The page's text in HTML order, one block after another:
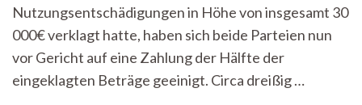
der
13
zahlen
weniger
Nutzungsentschädigungen in Höhe von insgesamt 30
000€ verklagt hatte, haben sich beide Parteien nun
vor Gericht auf eine Zahlung der Hälfte der
eingeklagten Beträge geeinigt. Circa dreißig …